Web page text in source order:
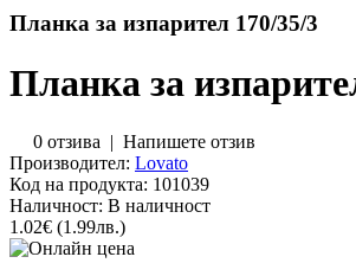
Планка за изпарител 170/35/3
Планка за
0 отзива | Напишете отзив
Производител: Lovato
Код на продукта: 101039
Наличност: В наличност
1.02€ (1.99лв.)